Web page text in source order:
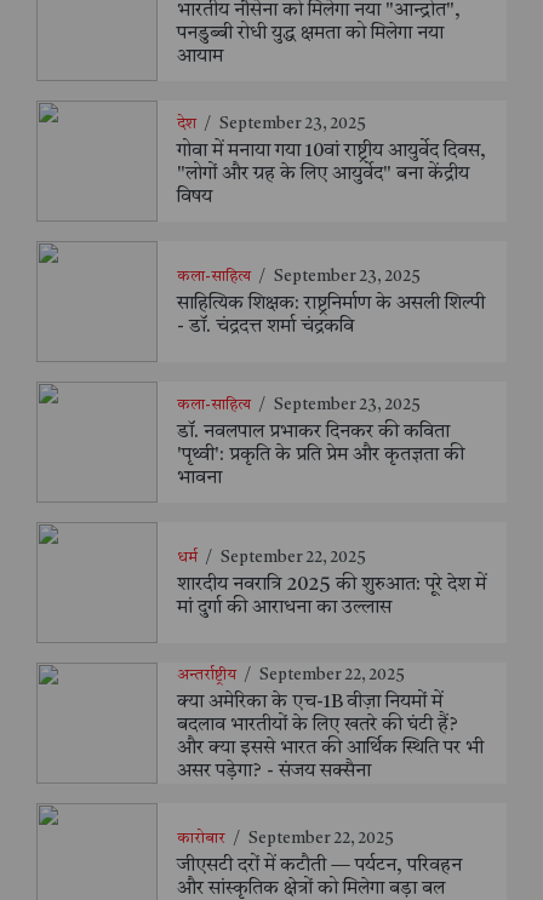
भारतीय नौसेना को मिलेगा नया "आन्द्रोत",
पनडुब्बी रोधी युद्ध क्षमता को मिलेगा नया
आयाम
देश / September 23, 2025
गोवा में मनाया गया 10वां राष्ट्रीय आयुर्वेद दिवस,
"लोगों और ग्रह के लिए आयुर्वेद" बना केंद्रीय
विषय
कला-साहित्य / September 23, 2025
साहित्यिक शिक्षक: राष्ट्रनिर्माण के असली शिल्पी
- डॉ. चंद्रदत्त शर्मा चंद्रकवि
कला-साहित्य / September 23, 2025
डॉ. नवलपाल प्रभाकर दिनकर की कविता
'पृथ्वी': प्रकृति के प्रति प्रेम और कृतज्ञता की
भावना
धर्म / September 22, 2025
शारदीय नवरात्रि 2025 की शुरुआत: पूरे देश में
मां दुर्गा की आराधना का उल्लास
अन्तर्राष्ट्रीय / September 22, 2025
क्या अमेरिका के एच-1B वीज़ा नियमों में
बदलाव भारतीयों के लिए खतरे की घंटी हैं?
और क्या इससे भारत की आर्थिक स्थिति पर भी
असर पड़ेगा? - संजय सक्सैना
कारोबार / September 22, 2025
जीएसटी दरों में कटौती — पर्यटन, परिवहन
और सांस्कृतिक क्षेत्रों को मिलेगा बड़ा बल